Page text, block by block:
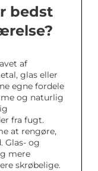
bedst
af
glas eller
egne fordele
og naturlig
fra fugt.
at rengøre,
Glas- og
mere
skrøbelige.